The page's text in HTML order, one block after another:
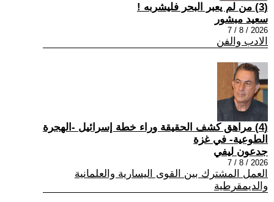
(3) من لم يعبر البحر فليشربه !
سعيد مبشور
2026 / 8 / 7
الادب والفن
(4) مراهق كشف الحقيقة وراء خطة إسرائيل -الهجرة
الطوعية- في غزة
جدعون ليفي
2026 / 8 / 7
العمل المشترك بين القوى اليسارية والعلمانية
والديمقرطية